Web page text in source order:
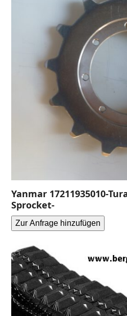
Yanmar 17211935010-
Sprocket-
Zur Anfrage hinzufügen